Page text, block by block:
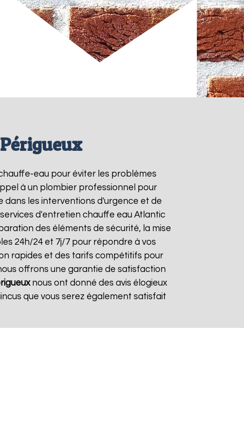
eau pour éviter les problèmes
à un plombier professionnel pour
dans les interventions d'urgence et de
d'entretien chauffe eau Atlantic
des éléments de sécurité, la mise
24h/24 et 7j/7 pour répondre à vos
rapides et des tarifs compétitifs pour
offrons une garantie de satisfaction
nous ont donné des avis élogieux
que vous serez également satisfait